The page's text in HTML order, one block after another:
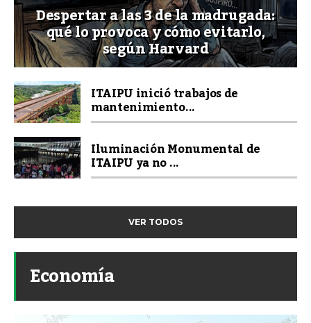
Despertar a las 3 de la madrugada:
qué lo provoca y cómo evitarlo,
según Harvard
ITAIPU inició trabajos de
mantenimiento...
Iluminación Monumental de
ITAIPU ya no ...
VER TODOS
Economía